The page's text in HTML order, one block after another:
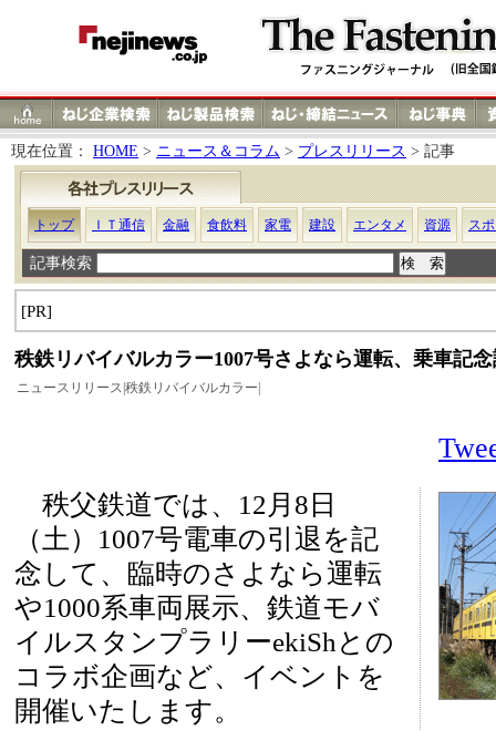
現在位置： HOME > ニュース＆コラム > プレスリリース > 記事
トップ ＩＴ通信 金融 食飲料 家電 建設 エンタメ 資源 ス
記事検索
[PR]
秩鉄リバイバルカラー1007号さよなら運転、乗車記
ニュースリリース|秩鉄リバイバルカラー|
秩父鉄道では、12月8日
（土）1007号電車の引退を記
念して、臨時のさよなら運転
や1000系車両展示、鉄道モバ
イルスタンプラリーekiShとの
コラボ企画など、イベントを
開催いたします。